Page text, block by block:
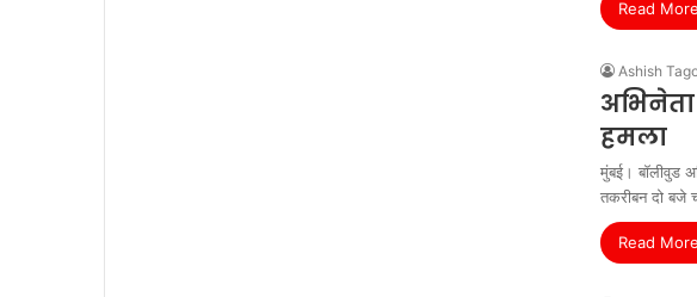
Read
Ashish
हमला
मुंबई। बॉलीवुड
तकरीबन दो बजे
Read